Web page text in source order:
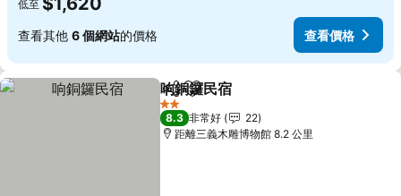
低至
查看其他 6 個網站的價格 查看價格
分享 加入我的最愛
响銅鑼民宿
2 星級
8.3 非常好
22
距離三義木雕博物館 8.2 公里